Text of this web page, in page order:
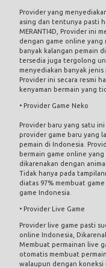
Provider yang
asing dan tentunya pasti
MERANTI4D, Provider ini
dengan game online
banyak kalangan pemain
tersedia juga tergolong
menyediakan banyak jenis
Provider ini secara resmi
kenyaman bermain yang
• Provider Game Neko
Provider baru yang satu
provider game baru yang
pemain di Indonesia.
bermain game online
dikarenakan dengan
Tidak hanya pada
diatas 97% membuat
game Indonesia.
• Provider Live Game
Provider live game pasti
online Indonesia,
Membuat permainan live
otomatis membuat
walaupun dengan